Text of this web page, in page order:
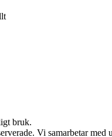
bruk.
Vi samarbetar med